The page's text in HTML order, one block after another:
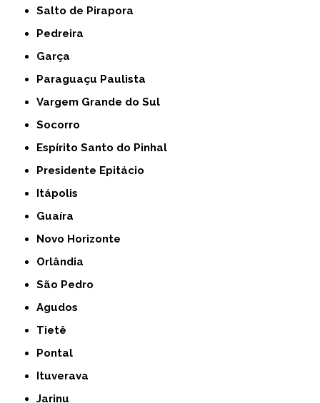
Salto de Pirapora
Pedreira
Garça
Paraguaçu Paulista
Vargem Grande do Sul
Socorro
Espírito Santo do Pinhal
Presidente Epitácio
Itápolis
Guaíra
Novo Horizonte
Orlândia
São Pedro
Agudos
Tietê
Pontal
Ituverava
Jarinu